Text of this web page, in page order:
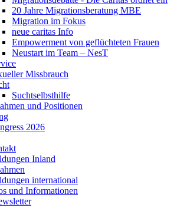
20 Jahre Migrationsberatung MBE
Migration im Fokus
neue caritas Info
Empowerment von geflüchteten Frauen
Neustart im Team – NesT
Missbrauch
Suchtselbsthilfe
und Positionen
2026
Inland
international
und Informationen